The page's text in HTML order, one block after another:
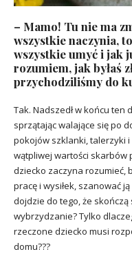
– Mamo! Tu nie ma
wszystkie naczynia,
wszystkie umyć i jak
rozumiem, jak byłaś
przychodziliśmy do
Tak. Nadszedł w końcu ten
sprzątając walające się po
pokojów szklanki, talerzyki
wątpliwej wartości skarbów
dziecko zaczyna rozumieć,
pracę i wysiłek, szanować
dojdzie do tego, że
wybrzydzanie? Tylko
rzeczone dziecko musi
domu???